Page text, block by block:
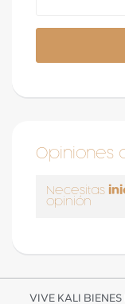
Opiniones
Necesitas
opinión
VIVE KALI BIENES